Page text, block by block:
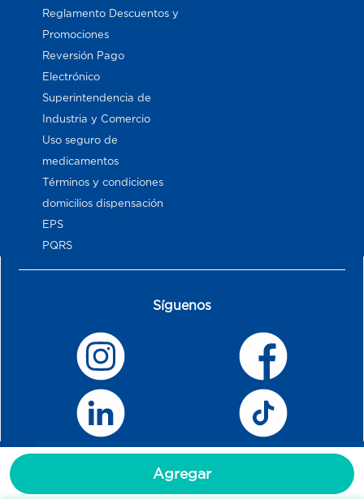
Agregar
Reglamento Descuentos y
Promociones
Reversión Pago
Electrónico
Superintendencia de
Industria y Comercio
Uso seguro de
medicamentos
Términos y condiciones
domicilios dispensación
EPS
PQRS
Síguenos